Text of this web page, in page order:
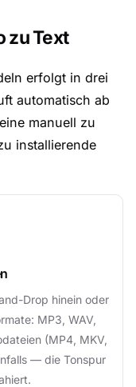
zu Text
erfolgt in drei
automatisch ab
manuell zu
installierende
Drop hinein oder
MP3, WAV,
(MP4, MKV,
— die Tonspur